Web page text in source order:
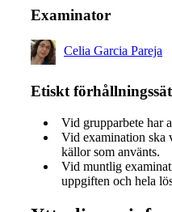
Examinator
Celia Garcia Pareja
Etiskt
Vid grupparbete har
Vid examination ska
källor som använts.
Vid muntlig
uppgiften och hela